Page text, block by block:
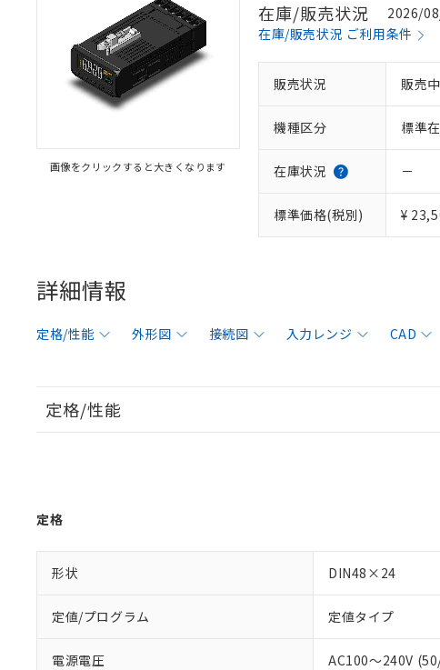
画像をクリックすると大きくなります
在庫/販売状況
2026/
在庫/販売状況 ご利用条件
販売状況 販売中
機種区分 標準
在庫状況 －
標準価格(税別) ¥
詳細情報
定格/性能 外形図 接続図 入力レンジ CAD
定格/性能
定格
形状 DIN48×24
定値/プログラム 定値タイプ
電源電圧 AC100～240V